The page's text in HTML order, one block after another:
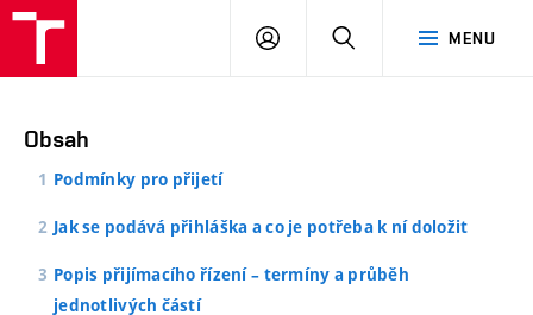
MENU
PŘIHLÁSIT
Obsah
Podmínky pro přijetí
Jak se podává přihláška a co je potřeba k ní doložit
Popis přijímacího řízení – termíny a průběh
jednotlivých částí